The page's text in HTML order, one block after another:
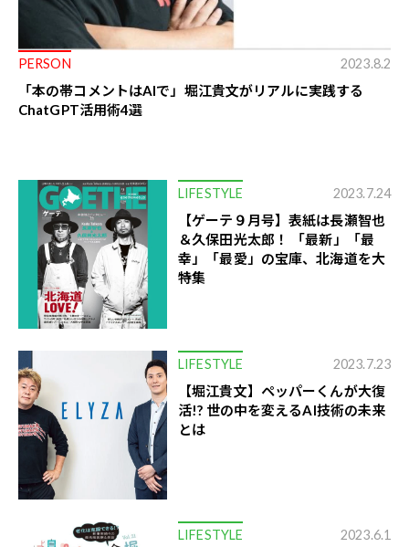
PERSON 2023.8.2
「本の帯コメントはAIで」堀江貴文がリアルに実践する
ChatGPT活用術4選
LIFESTYLE 2023.7.24
【ゲーテ９月号】表紙は長瀬智也
＆久保田光太郎！ 「最新」「最
幸」「最愛」の宝庫、北海道を大
特集
LIFESTYLE 2023.7.23
【堀江貴文】ペッパーくんが大復
活!? 世の中を変えるAI技術の未来
とは
LIFESTYLE 2023.6.1